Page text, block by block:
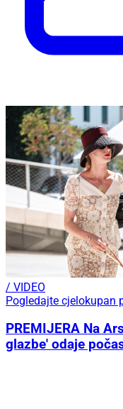
/ VIDEO
Pogledajte cjelokupan
PREMIJERA Na
glazbe' odaje